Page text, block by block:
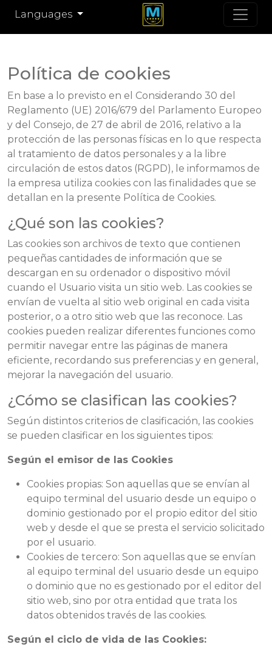
Languages
Política de cookies
En base a lo previsto en el Considerando 30 del
Reglamento (UE) 2016/679 del Parlamento Europeo
y del Consejo, de 27 de abril de 2016, relativo a la
protección de las personas físicas en lo que respecta
al tratamiento de datos personales y a la libre
circulación de estos datos (RGPD), le informamos de
la empresa utiliza cookies con las finalidades que se
detallan en la presente Política de Cookies.
¿Qué son las cookies?
Las cookies son archivos de texto que contienen
pequeñas cantidades de información que se
descargan en su ordenador o dispositivo móvil
cuando el Usuario visita un sitio web. Las cookies se
envían de vuelta al sitio web original en cada visita
posterior, o a otro sitio web que las reconoce. Las
cookies pueden realizar diferentes funciones como
permitir navegar entre las páginas de manera
eficiente, recordando sus preferencias y en general,
mejorar la navegación del usuario.
¿Cómo se clasifican las cookies?
Según distintos criterios de clasificación, las cookies
se pueden clasificar en los siguientes tipos:
Según el emisor de las Cookies
Cookies propias: Son aquellas que se envían al
equipo terminal del usuario desde un equipo o
dominio gestionado por el propio editor del sitio
web y desde el que se presta el servicio solicitado
por el usuario.
Cookies de tercero: Son aquellas que se envían
al equipo terminal del usuario desde un equipo
o dominio que no es gestionado por el editor del
sitio web, sino por otra entidad que trata los
datos obtenidos través de las cookies.
Según el ciclo de vida de las Cookies: